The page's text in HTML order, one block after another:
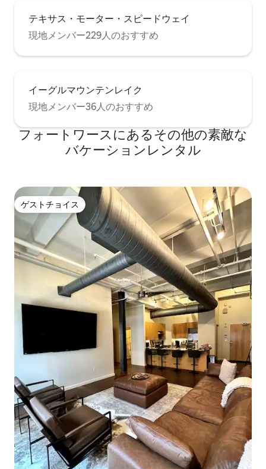
テキサス・モーター・スピードウェイ
現地メンバー229人のおすすめ
イーグルマウンテンレイク
現地メンバー36人のおすすめ
フォートワースにあるその他の素敵な
バケーションレンタル
ゲストチョイス
ゲストチョイス